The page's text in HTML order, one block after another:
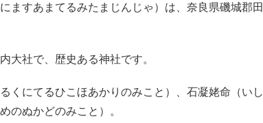
にますあまてるみたまじんじゃ）は、奈良県磯城郡田
大社で、歴史ある神社です。
くにてるひこほあかりのみこと）、石凝姥命（いし
のぬかどのみこと）。